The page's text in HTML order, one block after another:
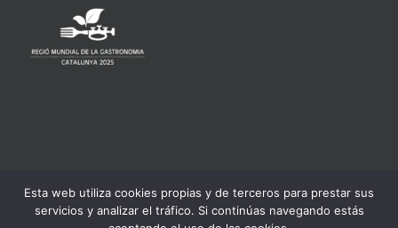
Consell Regulador de la Denominació d'Origen Qualificada
Priorat - Aviso legal
Esta web utiliza cookies propias y de terceros para prestar sus
servicios y analizar el tráfico. Si continúas navegando estás